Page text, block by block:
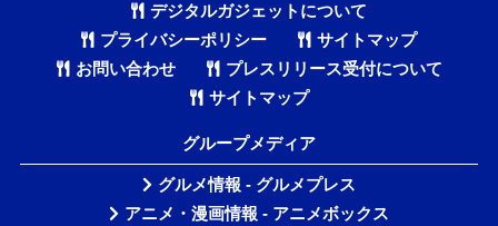
デジタルガジェットについて
プライバシーポリシー
サイトマップ
お問い合わせ
プレスリリース受付について
サイトマップ
グループメディア
グルメ情報 - グルメプレス
アニメ・漫画情報 - アニメボックス